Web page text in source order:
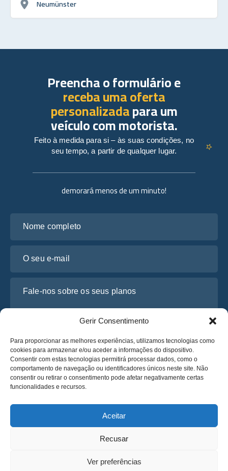
Gerir Consentimento
Para proporcionar as melhores experiências, utilizamos tecnologias como
cookies para armazenar e/ou aceder a informações do dispositivo.
Consentir com estas tecnologias permitirá processar dados, como o
comportamento de navegação ou identificadores únicos neste site. Não
consentir ou retirar o consentimento pode afetar negativamente certas
funcionalidades e recursos.
Aceitar
Recusar
Ver preferências
Neumünster
demorará menos de um minuto!
Li e concordo com a
Obtenha um Orçamento
Obtenha um Orçamento
Preencha o formulário e
receba uma oferta
personalizadapara um
veículo com motorista.
Feito à medida para si – às suas condições, no
seu tempo, a partir de qualquer lugar.